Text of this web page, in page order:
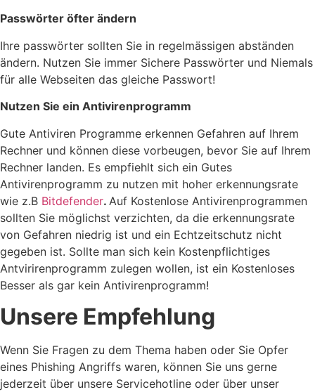
Passwörter öfter ändern
Ihre passwörter sollten Sie in regelmässigen abständen
ändern. Nutzen Sie immer Sichere Passwörter und Niemals
für alle Webseiten das gleiche Passwort!
Nutzen Sie ein Antivirenprogramm
Gute Antiviren Programme erkennen Gefahren auf Ihrem
Rechner und können diese vorbeugen, bevor Sie auf Ihrem
Rechner landen. Es empfiehlt sich ein Gutes
Antivirenprogramm zu nutzen mit hoher erkennungsrate
wie z.B Bitdefender. Auf Kostenlose Antivirenprogrammen
sollten Sie möglichst verzichten, da die erkennungsrate
von Gefahren niedrig ist und ein Echtzeitschutz nicht
gegeben ist. Sollte man sich kein Kostenpflichtiges
Antvirirenprogramm zulegen wollen, ist ein Kostenloses
Besser als gar kein Antivirenprogramm!
Unsere Empfehlung
Wenn Sie Fragen zu dem Thema haben oder Sie Opfer
eines Phishing Angriffs waren, können Sie uns gerne
jederzeit über unsere Servicehotline oder über unser